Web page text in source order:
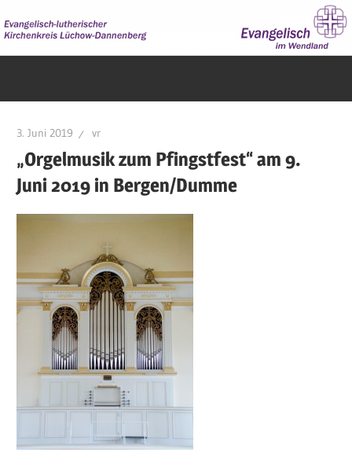
Inhalt
springen
3. Juni 2019 vr
„Orgelmusik zum Pfingstfest“ am 9.
Juni 2019 in Bergen/Dumme